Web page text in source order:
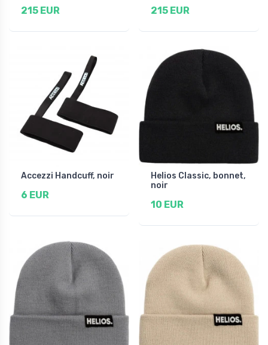
215 EUR 215 EUR
Accezzi Handcuff, noir
6 EUR
Helios Classic, bonnet,
noir
10 EUR